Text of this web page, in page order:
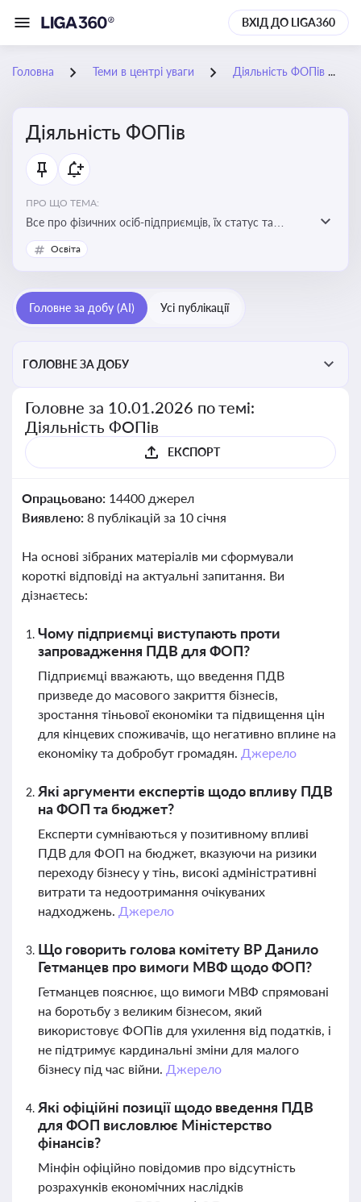
ВХІД ДО LIGA360
Головна Теми в центрі уваги Діяльність ФОПів
Діяльність ФОПів
ПРО ЩО ТЕМА:
Все про фізичних осіб-підприємців, їх статус та
діяльність. Зміни в законодавстві, що стосуються
роботи ФОПів
Освіта
Головне за добу (AI) Усі публікації
ГОЛОВНЕ ЗА ДОБУ
Головне за 10.01.2026 по темі:
Діяльність ФОПів
ЕКСПОРТ
Опрацьовано: 14400 джерел
Виявлено: 8 публікацій за 10 січня
На основі зібраних матеріалів ми сформували
короткі відповіді на актуальні запитання. Ви
дізнаєтесь:
Чому підприємці виступають проти
запровадження ПДВ для ФОП?
Підприємці вважають, що введення ПДВ
призведе до масового закриття бізнесів,
зростання тіньової економіки та підвищення цін
для кінцевих споживачів, що негативно вплине на
економіку та добробут громадян. Джерело
Які аргументи експертів щодо впливу ПДВ
на ФОП та бюджет?
Експерти сумніваються у позитивному впливі
ПДВ для ФОП на бюджет, вказуючи на ризики
переходу бізнесу у тінь, високі адміністративні
витрати та недоотримання очікуваних
надходжень. Джерело
Що говорить голова комітету ВР Данило
Гетманцев про вимоги МВФ щодо ФОП?
Гетманцев пояснює, що вимоги МВФ спрямовані
на боротьбу з великим бізнесом, який
використовує ФОПів для ухилення від податків, і
не підтримує кардинальні зміни для малого
бізнесу під час війни. Джерело
Які офіційні позиції щодо введення ПДВ
для ФОП висловлює Міністерство
фінансів?
Мінфін офіційно повідомив про відсутність
розрахунків економічних наслідків